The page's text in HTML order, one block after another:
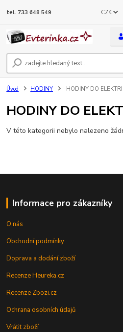
CZK
tel. 733 648 549
Úvod HODINY HODINY DO
HODINY DO
V této kategorii nebylo nalezeno
Informace pro zákazníky
O nás
Obchodní podmínky
Doprava a dodání zboží
Recenze Heureka.cz
Recenze Zbozi.cz
Ochrana osobních údajů
Vrátit zboží